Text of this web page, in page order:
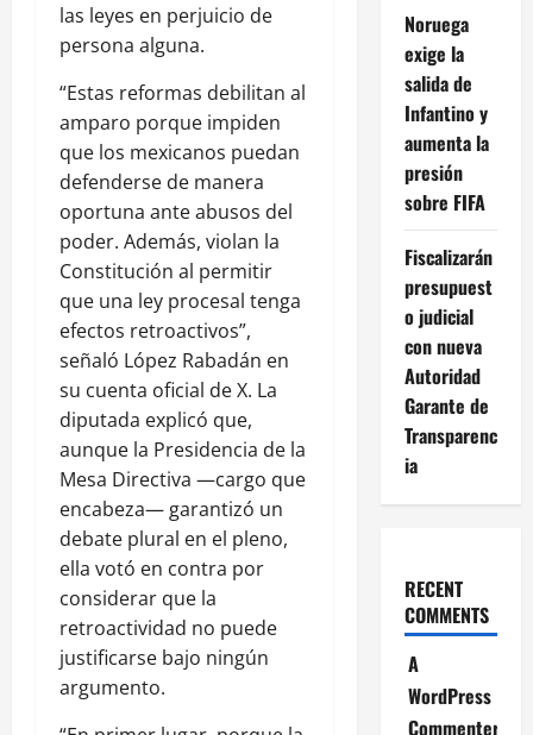
las leyes en perjuicio de
persona alguna.
“Estas reformas debilitan al
amparo porque impiden
que los mexicanos puedan
defenderse de manera
oportuna ante abusos del
poder. Además, violan la
Constitución al permitir
que una ley procesal tenga
efectos retroactivos”,
señaló López Rabadán en
su cuenta oficial de X. La
diputada explicó que,
aunque la Presidencia de la
Mesa Directiva —cargo que
encabeza— garantizó un
debate plural en el pleno,
ella votó en contra por
considerar que la
retroactividad no puede
justificarse bajo ningún
argumento.
Noruega
exige la
salida de
Infantino y
aumenta la
presión
sobre FIFA
Fiscalizarán
presupuest
o judicial
con nueva
Autoridad
Garante de
Transparenc
ia
RECENT
COMMENTS
A
WordPress
Commenter